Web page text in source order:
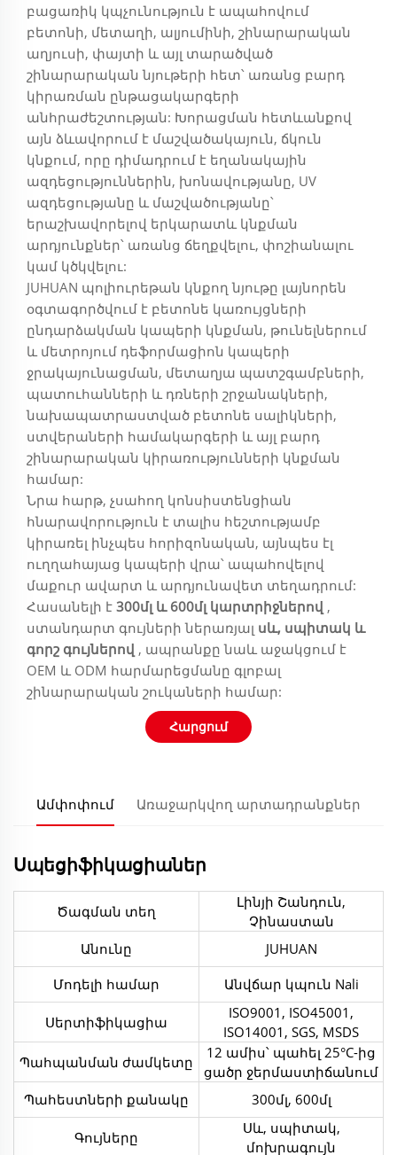
բացառիկ կպչունություն է ապահովում
բետոնի, մետաղի, ալյումինի, շինարարական
աղյուսի, փայտի և այլ տարածված
շինարարական նյութերի հետ՝ առանց բարդ
կիրառման ընթացակարգերի
անհրաժեշտության: Խորացման հետևանքով
այն ձևավորում է մաշվածակայուն, ճկուն
կնքում, որը դիմադրում է եղանակային
ազդեցություններին, խոնավությանը, UV
ազդեցությանը և մաշվածությանը՝
երաշխավորելով երկարատև կնքման
արդյունքներ՝ առանց ճեղքվելու, փոշիանալու
կամ կծկվելու:
JUHUAN պոլիուրեթան կնքող նյութը լայնորեն
օգտագործվում է բետոնե կառույցների
ընդարձակման կապերի կնքման, թունելներում
և մետրոյում դեֆորմացիոն կապերի
ջրակայունացման, մետաղյա պատշգամբների,
պատուհանների և դռների շրջանակների,
նախապատրաստված բետոնե սալիկների,
ստվերաների համակարգերի և այլ բարդ
շինարարական կիրառությունների կնքման
համար:
Նրա հարթ, չսահող կոնսիստենցիան
հնարավորություն է տալիս հեշտությամբ
կիրառել ինչպես հորիզոնական, այնպես էլ
ուղղահայաց կապերի վրա՝ ապահովելով
մաքուր ավարտ և արդյունավետ տեղադրում:
Հասանելի է 300մլ և 600մլ կարտրիջներով ,
ստանդարտ գույների ներառյալ սև, սպիտակ և
գորշ գույներով , ապրանքը նաև աջակցում է
OEM և ODM հարմարեցմանը գլոբալ
շինարարական շուկաների համար:
Հարցում
Ամփոփում Առաջարկվող արտադրանքներ
Սպեցիֆիկացիաներ
Ծագման տեղ
Լինյի Շանդուն,
Չինաստան
Անունը
JUHUAN
Մոդելի համար
Անվճար կպուն Nali
Սերտիֆիկացիա
ISO9001, ISO45001,
ISO14001, SGS, MSDS
Պահպանման ժամկետը
12 ամիս՝ պահել 25°C-ից
ցածր ջերմաստիճանում
Պահեստների քանակը
300մլ, 600մլ
Գույները
Սև, սպիտակ,
մոխրագույն